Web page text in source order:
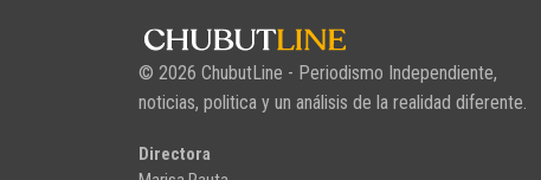
© 2026 ChubutLine - Periodismo Independiente,
noticias, politica y un análisis de la realidad diferente.
Directora